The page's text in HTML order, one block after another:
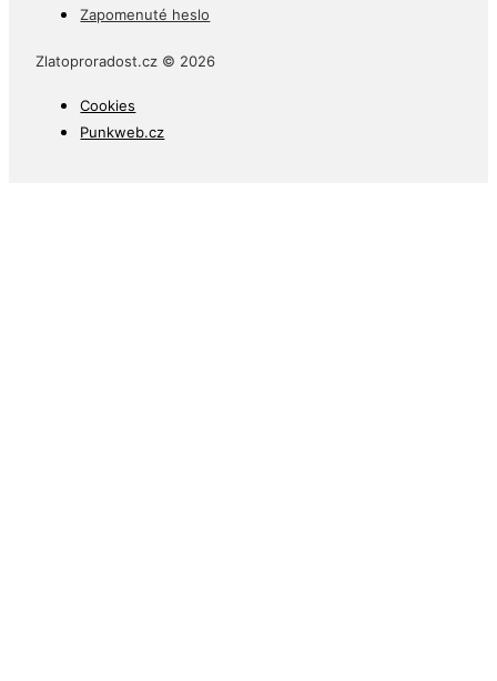
Zapomenuté heslo
Zlatoproradost.cz © 2026
Cookies
Punkweb.cz